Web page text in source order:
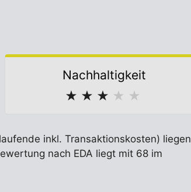
Nachhaltigkeit
★ ★ ★ ★ ★
inkl. Transaktionskosten) liegen
nach EDA liegt mit 68 im